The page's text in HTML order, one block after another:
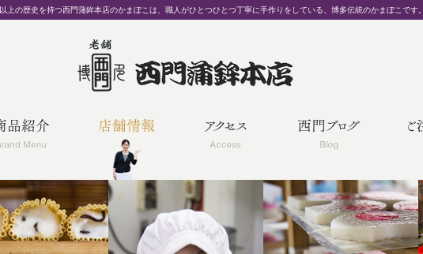
上の歴史を持つ西門蒲鉾本店のかまぼこは、職人がひとつひとつ丁寧に手作りをしている、博多伝統のかまぼこです。